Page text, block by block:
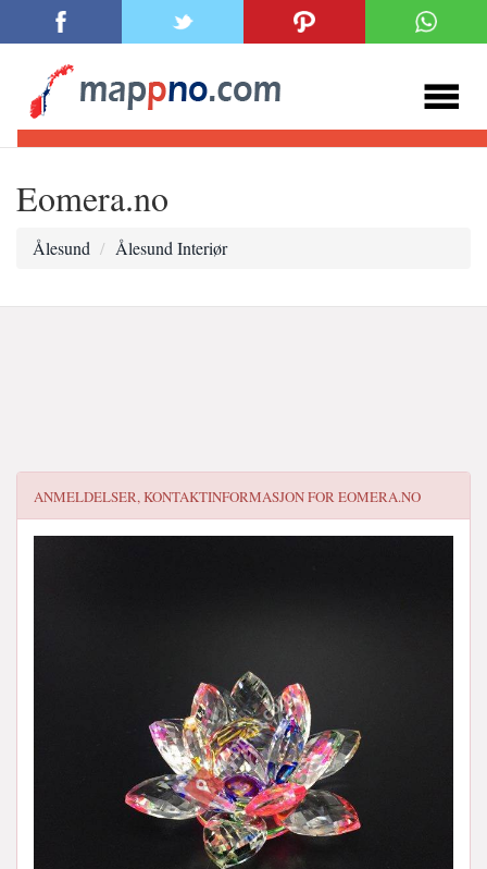
Eomera.no
Ålesund Ålesund Interiør
ANMELDELSER, KONTAKTINFORMASJON FOREOMERA.NO